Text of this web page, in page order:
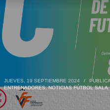
JUEVES, 19 SEPTIEMBRE 2024 /
ENTRENADORES,NOTICIAS FÚTBOL SALA